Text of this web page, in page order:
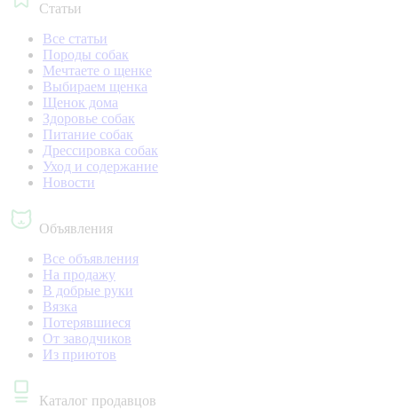
Статьи
Все статьи
Породы собак
Мечтаете о щенке
Выбираем щенка
Щенок дома
Здоровье собак
Питание собак
Дрессировка собак
Уход и содержание
Новости
Объявления
Все объявления
На продажу
В добрые руки
Вязка
Потерявшиеся
От заводчиков
Из приютов
Каталог продавцов